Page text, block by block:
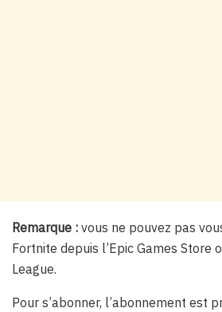
Remarque : vous ne pouvez pas
Fortnite depuis l’Epic Games Store
League.
Pour s’abonner, l’abonnement est